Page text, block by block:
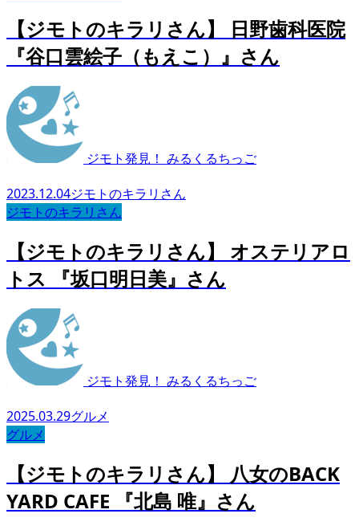
【ジモトのキラリさん】 日野歯科医院
『谷口雲絵子（もえこ）』さん
ジモト発見！ みるくるちっご
2023.12.04ジモトのキラリさん
ジモトのキラリさん
【ジモトのキラリさん】 オステリアロ
トス 『坂口明日美』さん
ジモト発見！ みるくるちっご
2025.03.29グルメ
グルメ
【ジモトのキラリさん】 八女のBACK
YARD CAFE 『北島 唯』さん